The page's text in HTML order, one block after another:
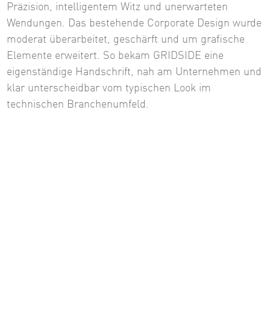
Präzision, intelligentem Witz und unerwarteten
Wendungen. Das bestehende Corporate Design wurde
moderat überarbeitet, geschärft und um grafische
Elemente erweitert. So bekam GRIDSIDE eine
eigenständige Handschrift, nah am Unternehmen und
klar unterscheidbar vom typischen Look im
technischen Branchenumfeld.